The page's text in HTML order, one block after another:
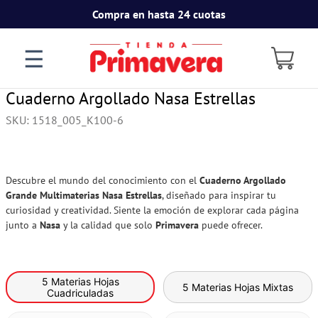
Compra en hasta 24 cuotas
☰
Cuaderno Argollado Nasa Estrellas
SKU: 1518_005_K100-6
Descubre el mundo del conocimiento con el Cuaderno Argollado
Grande Multimaterias Nasa Estrellas, diseñado para inspirar tu
curiosidad y creatividad. Siente la emoción de explorar cada página
junto a Nasa y la calidad que solo Primavera puede ofrecer.
5 Materias Hojas
Cuadriculadas
5 Materias Hojas Mixtas